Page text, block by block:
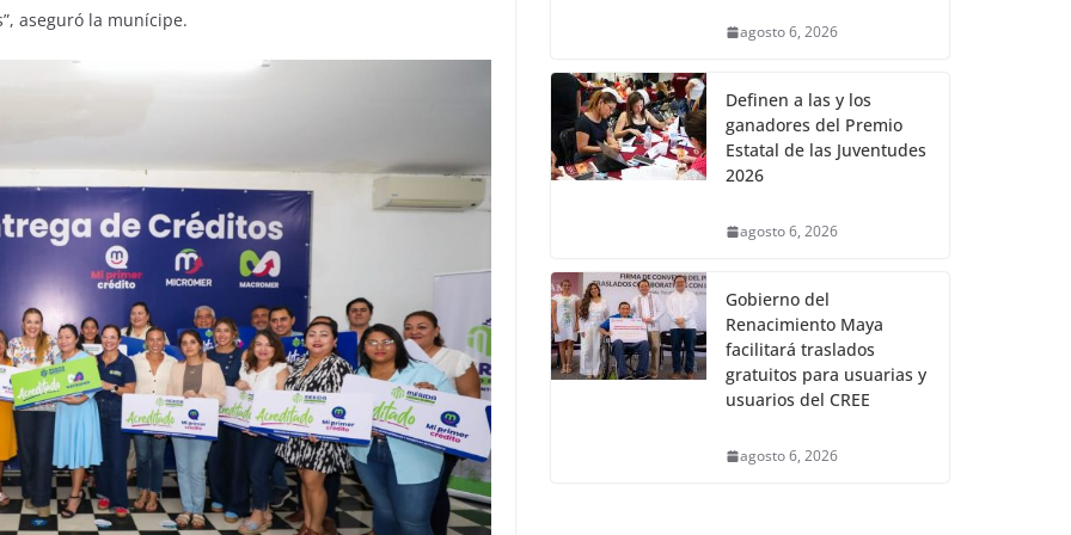
aseguró la munícipe.
agosto 6, 2026
Definen a las y los
ganadores del Premio
Estatal de las Juventudes
2026
agosto 6, 2026
Gobierno del
Renacimiento Maya
facilitará traslados
gratuitos para usuarias y
usuarios del CREE
agosto 6, 2026